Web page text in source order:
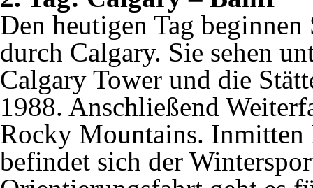
Den heutigen Tag
durch Calgary. Sie sehen
Calgary Tower und die
1988. Anschließend
Rocky Mountains. Inmitten
befindet sich der